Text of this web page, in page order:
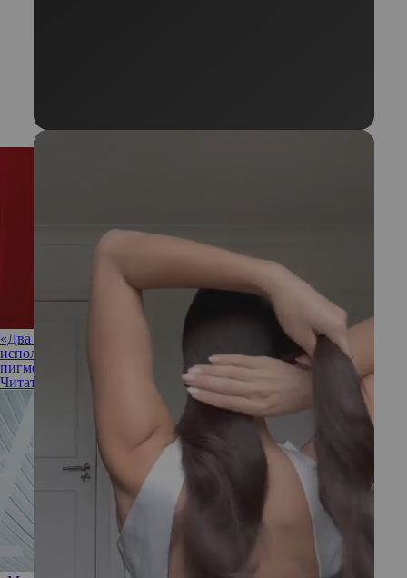
«Два фундамента, на которых я держусь»: какие два крема
использует Тина Канделаки после тренировки и против
пигментации
Читать полностью